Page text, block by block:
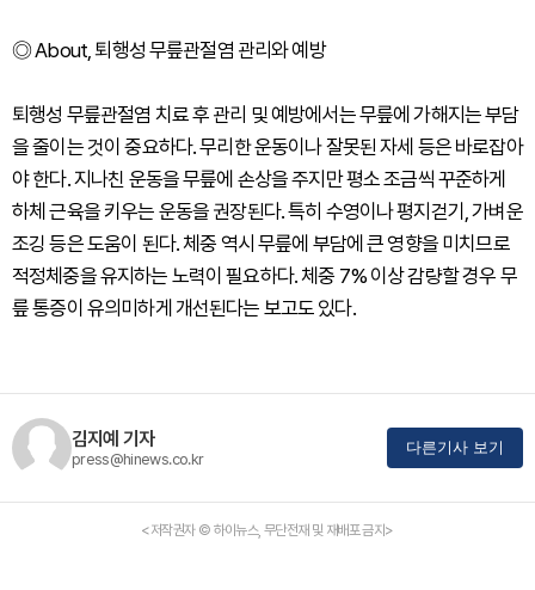
◎ About, 퇴행성 무릎관절염 관리와 예방
퇴행성 무릎관절염 치료 후 관리 및 예방에서는 무릎에 가해지는 부담
을 줄이는 것이 중요하다. 무리한 운동이나 잘못된 자세 등은 바로잡아
야 한다. 지나친 운동을 무릎에 손상을 주지만 평소 조금씩 꾸준하게
하체 근육을 키우는 운동을 권장된다. 특히 수영이나 평지걷기, 가벼운
조깅 등은 도움이 된다. 체중 역시 무릎에 부담에 큰 영향을 미치므로
적정체중을 유지하는 노력이 필요하다. 체중 7% 이상 감량할 경우 무
릎 통증이 유의미하게 개선된다는 보고도 있다.
김지예 기자
press@hinews.co.kr
다른기사 보기
<저작권자 © 하이뉴스, 무단전재 및 재배포 금지>